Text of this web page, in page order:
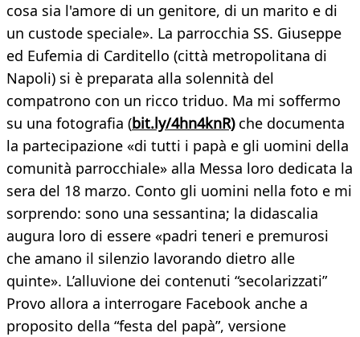
cosa sia l'amore di un genitore, di un marito e di
un custode speciale». La parrocchia SS. Giuseppe
ed Eufemia di Carditello (città metropolitana di
Napoli) si è preparata alla solennità del
compatrono con un ricco triduo. Ma mi soffermo
su una fotografia (bit.ly/4hn4knR)che documenta
la partecipazione «di tutti i papà e gli uomini della
comunità parrocchiale» alla Messa loro dedicata la
sera del 18 marzo. Conto gli uomini nella foto e mi
sorprendo: sono una sessantina; la didascalia
augura loro di essere «padri teneri e premurosi
che amano il silenzio lavorando dietro alle
quinte». L’alluvione dei contenuti “secolarizzati”
Provo allora a interrogare Facebook anche a
proposito della “festa del papà”, versione